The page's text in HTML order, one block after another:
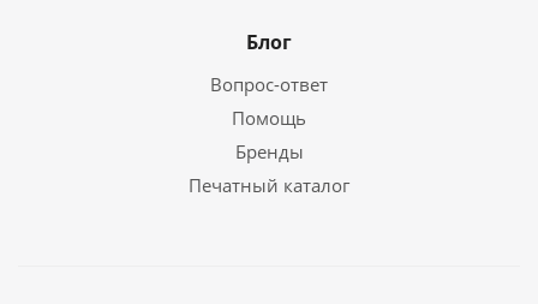
Блог
Вопрос-ответ
Помощь
Бренды
Печатный каталог